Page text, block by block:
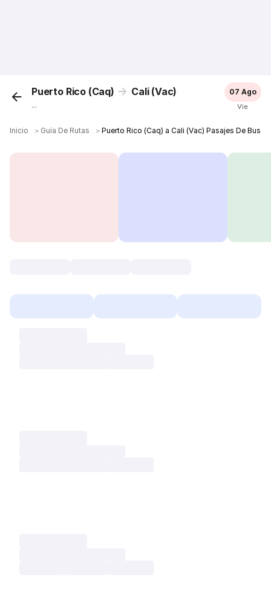
Puerto Rico (Caq) Cali (Vac)
...
07 Ago
Vie
Inicio ＞ Guía De Rutas ＞Puerto Rico (Caq) a Cali (Vac) Pasajes De Bus